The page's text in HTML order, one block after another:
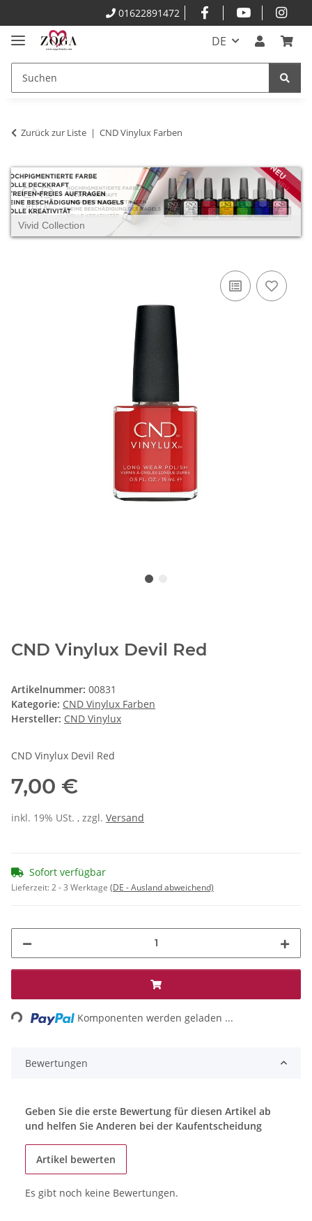
01622891472
DE
Zurück zur Liste CND Vinylux Farben
Vivid Collection
CND Vinylux Devil Red
Artikelnummer: 00831
Kategorie: CND Vinylux Farben
Hersteller: CND Vinylux
CND Vinylux Devil Red
7,00 €
inkl. 19% USt. , zzgl. Versand
Sofort verfügbar
Lieferzeit:2 - 3 Werktage (DE - Ausland abweichend)
Komponenten werden geladen ...
Bewertungen
Geben Sie die erste Bewertung für diesen Artikel ab
und helfen Sie Anderen bei der Kaufentscheidung
Artikel bewerten
Es gibt noch keine Bewertungen.